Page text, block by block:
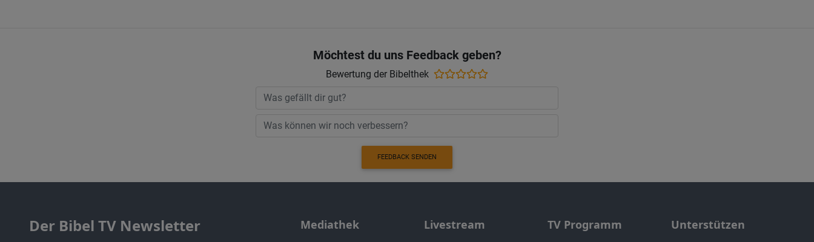
Möchtest du uns Feedback geben?
Bewertung der Bibelthek
FEEDBACK SENDEN
Der Bibel TV Newsletter Mediathek Livestream TV Programm Unterstützen